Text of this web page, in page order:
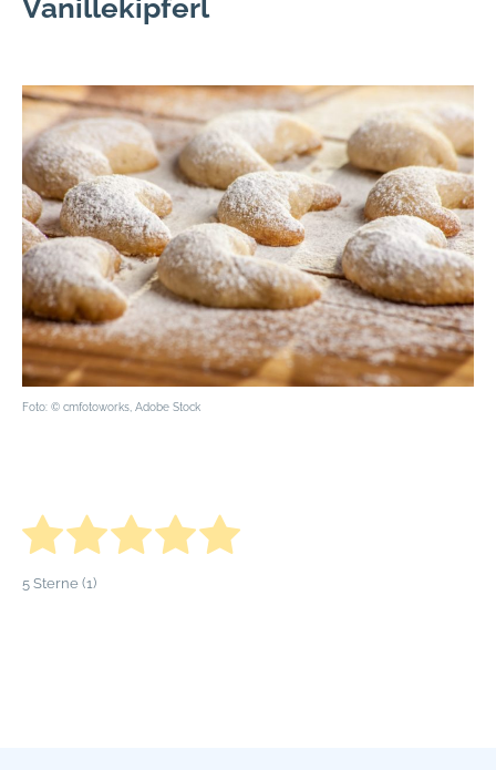
Vanillekipferl
Foto: © cmfotoworks , Adobe Stock
5 Sterne (1)